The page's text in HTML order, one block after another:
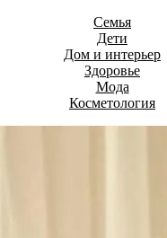
Семья
Дети
Дом и интерьер
Здоровье
Мода
Косметология